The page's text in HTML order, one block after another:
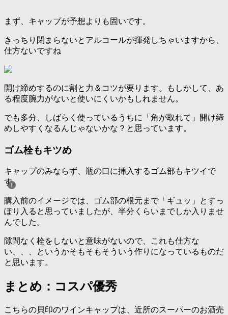
まず、キャップが予想よりも固いです。
きっちり閉まらないとアルコールが揮発しちゃいますから、
仕方ないですね
開け締めするのに割と力＆コツが要ります。もしかして、あ
る程度腕力がないと使いにくいかもしれません。
でも多分、しばらく使っているうちに「角が取れて」開け締
めしやすくなるんじゃないかな？と思っています。
ゴム栓もキツめ
キャップのみならず、瓶の口に挿入するゴム部もキツイで
す。
購入前のイメージでは、ゴム部の根元まで「ギュッ」とすっ
ぽり入ると思っていましたが、半分くらいまでしか入りませ
んでした。
隙間なく栓をしないと意味がないので、これも仕方な
い、、、というかそもそもそういう作りになっているものだ
と思います。
まとめ：コスパ優秀
こちらの貝印のワインキャップは、近所のスーパーのお酒売